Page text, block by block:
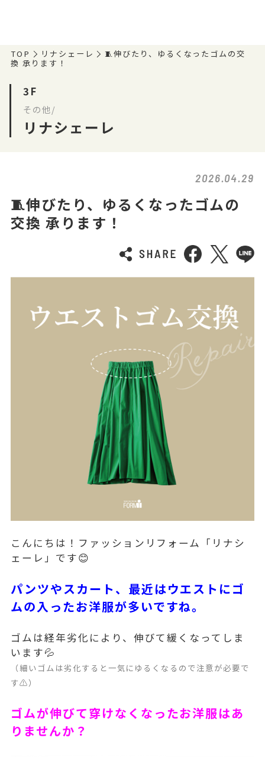
TOP リナシェーレ
🧵伸びたり、ゆるくなったゴムの交
換 承ります！
3F
その他/
リナシェーレ
2026.04.29
🧵伸びたり、ゆるくなったゴムの
交換 承ります！
こんにちは！ファッションリフォーム「リナシ
ェーレ」です😊
パンツやスカート、最近はウエストにゴ
ムの入ったお洋服が多いですね。
ゴムは経年劣化により、伸びて緩くなってしま
います💦
（細いゴムは劣化すると一気にゆるくなるので注意が必要で
す⚠️）
ゴムが伸びて穿けなくなったお洋服はあ
りませんか？